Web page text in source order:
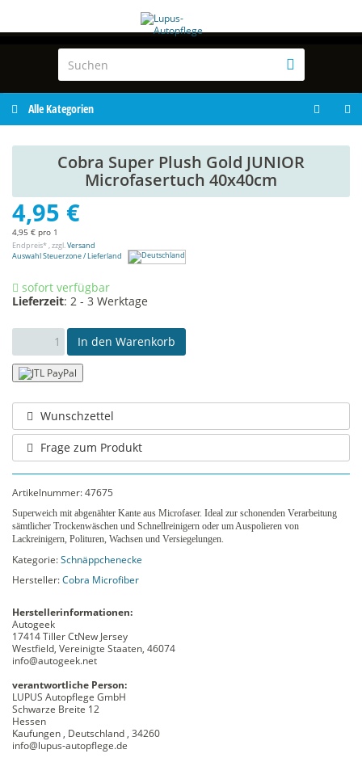
Alle Kategorien
Cobra Super Plush Gold JUNIOR
Microfasertuch 40x40cm
4,95 €
4,95 € pro 1
Endpreis* , zzgl.Versand
Auswahl Steuerzone / Lieferland
sofort verfügbar
Lieferzeit: 2 - 3 Werktage
In den Warenkorb
Wunschzettel
Frage zum Produkt
Artikelnummer:47675
Superweich mit abgenähter Kante aus Microfaser. Ideal zur schonenden Verarbeitung
sämtlicher Trockenwäschen und Schnellreinigern oder um Auspolieren von
Lackreinigern, Polituren, Wachsen und Versiegelungen.
Kategorie:Schnäppchenecke
Hersteller:Cobra Microfiber
Herstellerinformationen:
Autogeek
17414 Tiller CtNew Jersey
Westfield, Vereinigte Staaten, 46074
info@autogeek.net
verantwortliche Person:
LUPUS Autopflege GmbH
Schwarze Breite 12
Hessen
Kaufungen , Deutschland , 34260
info@lupus-autopflege.de